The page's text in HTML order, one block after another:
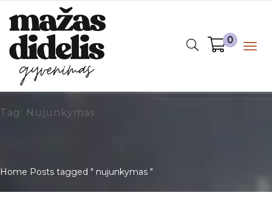
0
Tag: Nujunkymas
Home Posts tagged " nujunkymas "